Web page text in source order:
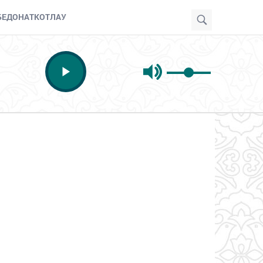
ДОНАТКОТЛАУ